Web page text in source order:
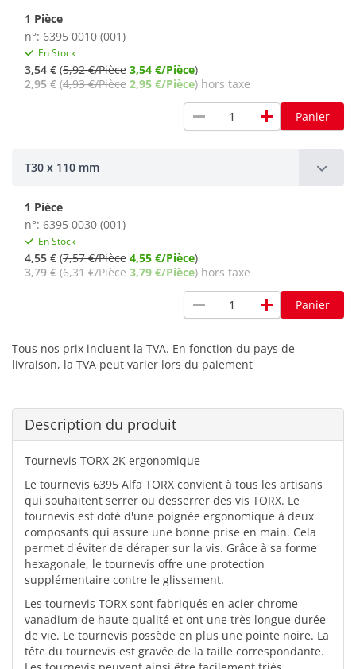
1 Pièce
n°: 6395 0010 (001)
En Stock
3,54 € (5,92 €/Pièce 3,54 €/Pièce)
2,95 € (4,93 €/Pièce 2,95 €/Pièce) hors taxe
remove add Panier
T30 x 110 mm
1 Pièce
n°: 6395 0030 (001)
En Stock
4,55 € (7,57 €/Pièce 4,55 €/Pièce)
3,79 € (6,31 €/Pièce 3,79 €/Pièce) hors taxe
remove add Panier
Tous nos prix incluent la TVA. En fonction du pays de
livraison, la TVA peut varier lors du paiement
Description du produit
Tournevis TORX 2K ergonomique
Le tournevis 6395 Alfa TORX convient à tous les artisans
qui souhaitent serrer ou desserrer des vis TORX. Le
tournevis est doté d'une poignée ergonomique à deux
composants qui assure une bonne prise en main. Cela
permet d'éviter de déraper sur la vis. Grâce à sa forme
hexagonale, le tournevis offre une protection
supplémentaire contre le glissement.
Les tournevis TORX sont fabriqués en acier chrome-
vanadium de haute qualité et ont une très longue durée
de vie. Le tournevis possède en plus une pointe noire. La
tête du tournevis est gravée de la taille correspondante.